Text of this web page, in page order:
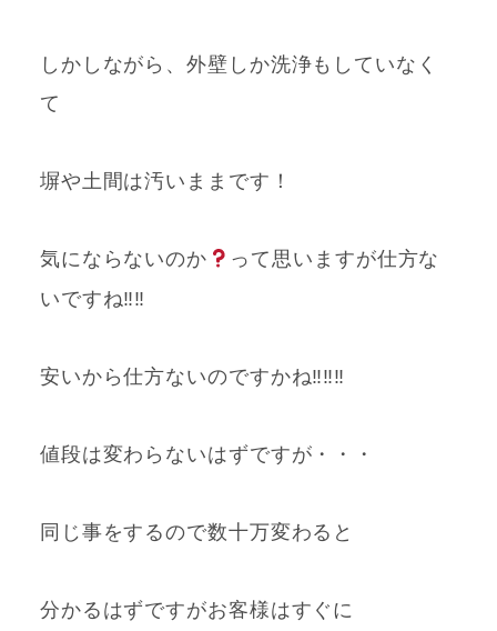
しかしながら、外壁しか洗浄もしていなく
て
塀や土間は汚いままです！
気にならないのか
って思いますが仕方な
いですね‼‼
安いから仕方ないのですかね‼‼‼
値段は変わらないはずですが・・・
同じ事をするので数十万変わると
分かるはずですがお客様はすぐに